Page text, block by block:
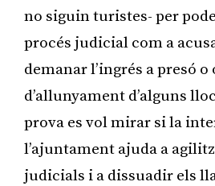
no siguin turistes- per
procés judicial com a
demanar l’ingrés a presó o
d’allunyament d’alguns
prova es vol mirar si la
l’ajuntament ajuda a
judicials i a dissuadir els